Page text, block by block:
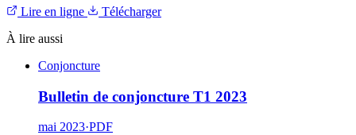
Lire en ligne
Télécharger
À lire aussi
Conjoncture
Bulletin de conjoncture T1 2023
mai 2023·PDF